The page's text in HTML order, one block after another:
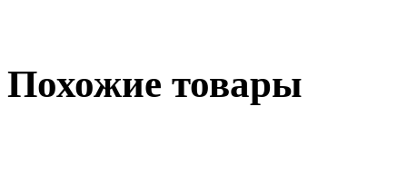
Похожие товары